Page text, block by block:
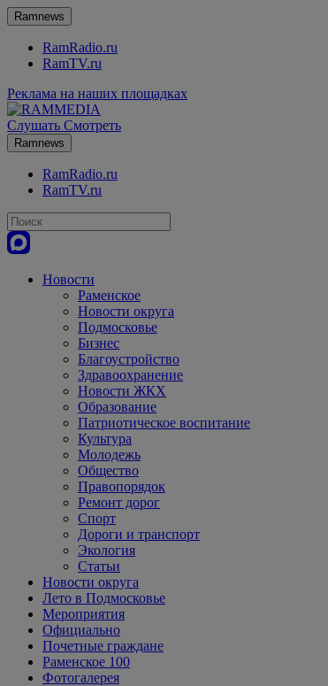
Ramnews
RamRadio.ru
RamTV.ru
Реклама на наших площадках
Слушать Смотреть
Ramnews
RamRadio.ru
RamTV.ru
Новости
Раменское
Новости округа
Подмосковье
Бизнес
Благоустройство
Здравоохранение
Новости ЖКХ
Образование
Патриотическое воспитание
Культура
Молодежь
Общество
Правопорядок
Ремонт дорог
Спорт
Дороги и транспорт
Экология
Статьи
Новости округа
Лето в Подмосковье
Мероприятия
Официально
Почетные граждане
Раменское 100
Фотогалерея